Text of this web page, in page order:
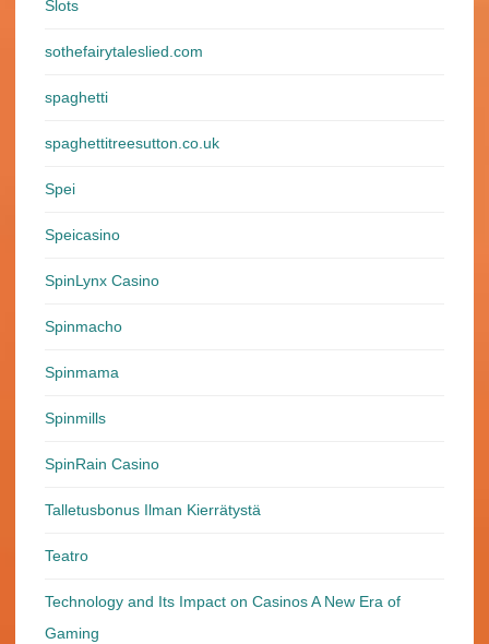
Slots
sothefairytaleslied.com
spaghetti
spaghettitreesutton.co.uk
Spei
Speicasino
SpinLynx Casino
Spinmacho
Spinmama
Spinmills
SpinRain Casino
Talletusbonus Ilman Kierrätystä
Teatro
Technology and Its Impact on Casinos A New Era of
Gaming